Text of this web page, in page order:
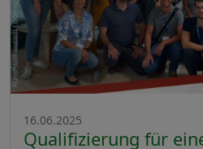
16.06.2025
Qualifizierung für